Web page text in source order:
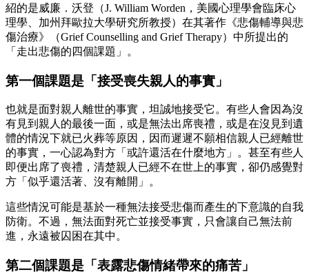
紹的是威廉．沃登（J. William Worden，美國心理學會臨床心
理學、加州拜歐拉大學研究所教授）在其著作《悲傷輔導與悲
傷治療》（Grief Counselling and Grief Therapy）中所提出的
「走出悲傷的四個課題」。
第一個課題是「接受喪失親人的事實」
也就是面對親人離世的事實，坦誠地接受它。有些人會因為沒
有見到親人的最後一面，或是無法出席喪禮，或是在沒見到遺
體的情況下就已火葬等原因，因而遲遲不願相信親人已經離世
的事實，一心認為對方「或許還活在什麼地方」。甚至有些人
即便出席了喪禮，清楚親人已經不在世上的事實，卻仍感覺對
方「似乎還活著、沒有離開」。
這些情況可能是基於一種無法接受悲傷而產生的下意識的自我
防衛。不過，無法面對死亡並接受事實，只會讓自己無法前
進，永遠被囚困在其中。
第二個課題是「表露悲傷情緒帶來的痛苦」